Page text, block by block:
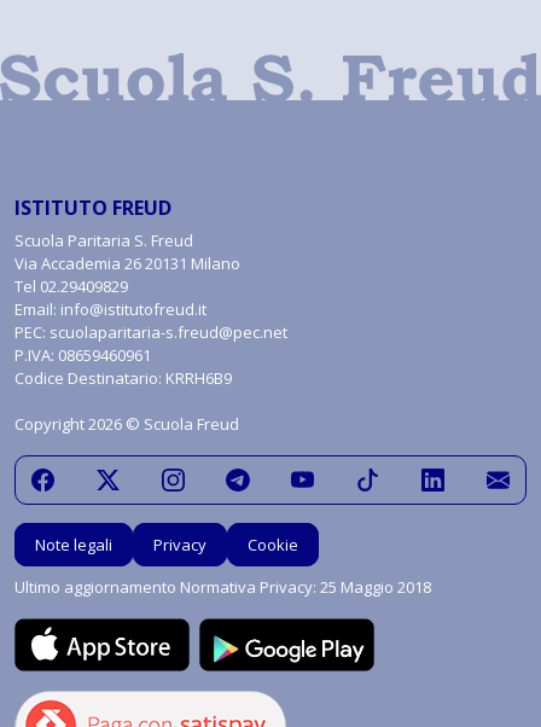
ISTITUTO FREUD
Scuola Paritaria S. Freud
Via Accademia 26 20131 Milano
Tel 02.29409829
Email: info@istitutofreud.it
PEC: scuolaparitaria-s.freud@pec.net
P.IVA: 08659460961
Codice Destinatario: KRRH6B9
Copyright 2026 © Scuola Freud
Note legali Privacy
Cookie
Ultimo aggiornamento Normativa Privacy: 25 Maggio 2018